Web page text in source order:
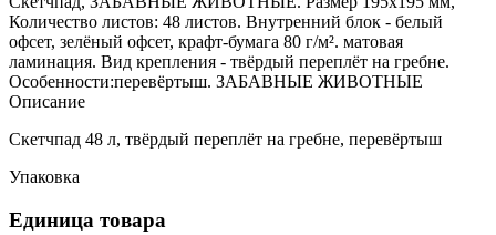
Количество листов: 48 листов. Внутренний блок - белый
офсет, зелёный офсет, крафт-бумага 80 г/м². матовая
ламинация. Вид крепления - твёрдый переплёт на гребне.
Особенности:перевёртыш. ЗАБАВНЫЕ ЖИВОТНЫЕ
Описание
Скетчпад 48 л, твёрдый переплёт на гребне, перевёртыш
Упаковка
Единица товара